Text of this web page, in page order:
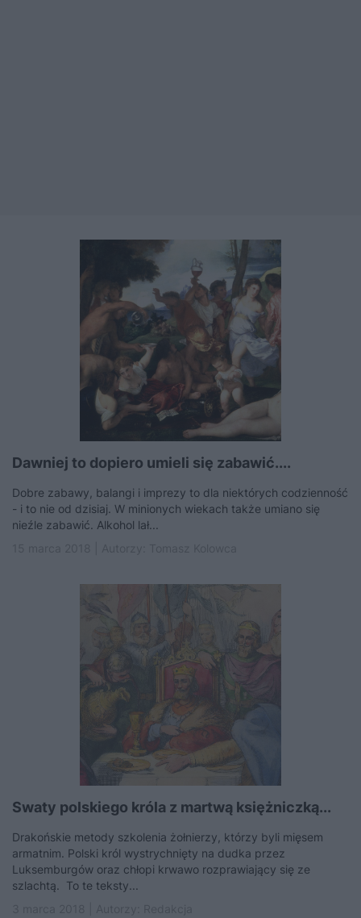
Dawniej to dopiero umieli się zabawić....
Dobre zabawy, balangi i imprezy to dla niektórych codzienność
- i to nie od dzisiaj. W minionych wiekach także umiano się
nieźle zabawić. Alkohol lał...
Swaty polskiego króla z martwą księżniczką...
Drakońskie metody szkolenia żołnierzy, którzy byli mięsem
armatnim. Polski król wystrychnięty na dudka przez
Luksemburgów oraz chłopi krwawo rozprawiający się ze
szlachtą. To te teksty...